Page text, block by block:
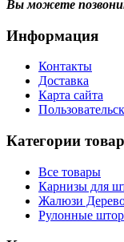
Вы можете
Информация
Контакты
Доставка
Карта сайта
Категории
Все товары
Карнизы для
Жалюзи
Рулонные